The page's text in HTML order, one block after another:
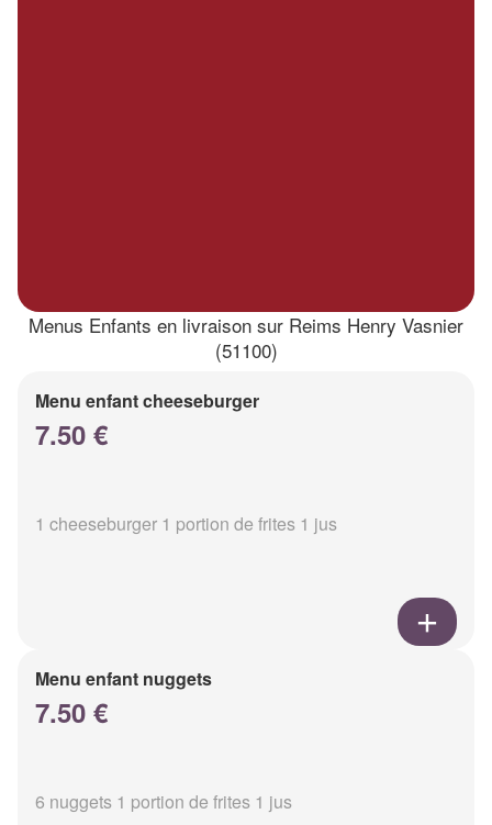
Menus Enfants en livraison sur Reims Henry Vasnier
(51100)
Menu enfant cheeseburger
7.50 €
1 cheeseburger 1 portion de frites 1 jus
Menu enfant nuggets
7.50 €
6 nuggets 1 portion de frites 1 jus